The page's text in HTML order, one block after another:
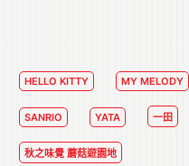
HELLO KITTY MY MELODY
SANRIO YATA 一田
秋之味覺 蘑菇遊園地